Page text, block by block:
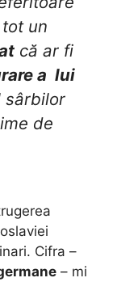
un
că ar fi
a lui
sârbilor
de
Cifra –
– mi